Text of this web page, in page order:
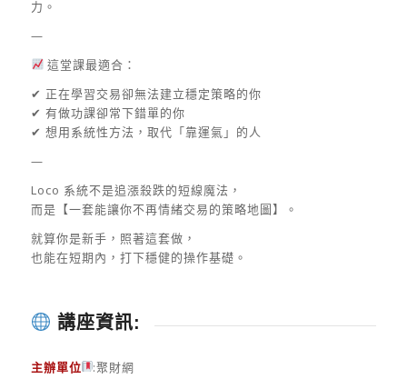
力。
—
這堂課最適合：
✔ 正在學習交易卻無法建立穩定策略的你
✔ 有做功課卻常下錯單的你
✔ 想用系統性方法，取代「靠運氣」的人
—
Loco 系統不是追漲殺跌的短線魔法，
而是【一套能讓你不再情緒交易的策略地圖】。
就算你是新手，照著這套做，
也能在短期內，打下穩健的操作基礎。
講座資訊:
主辦單位
:聚財網